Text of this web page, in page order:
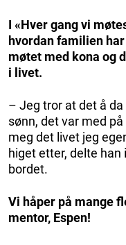
I «Hver gang vi
hvordan familien
møtet med kona og
i livet.
– Jeg tror at det å
sønn, det var med
meg det livet jeg
higet etter, delte
bordet.
Vi håper på mange
mentor, Espen!